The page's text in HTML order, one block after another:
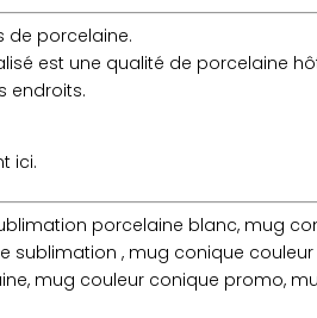
de porcelaine.
est une qualité de porcelaine
endroits.
ici.
porcelaine blanc, mug
, mug conique
mug couleur conique promo,